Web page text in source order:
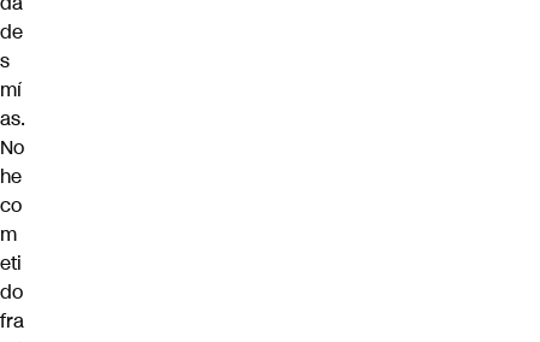
de
s
mí
as.
No
he
co
m
eti
do
fra